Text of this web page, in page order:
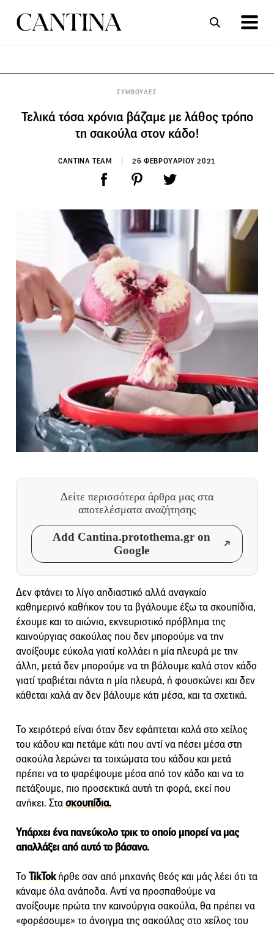
ΣΥΜΒΟΥΛΕΣ
Τελικά τόσα χρόνια βάζαμε με λάθος τρόπο
τη σακούλα στον κάδο!
CANTINA TEAM 26 ΦΕΒΡΟΥΑΡΙΟΥ 2021
Δείτε περισσότερα άρθρα μας στα
αποτελέσματα αναζήτησης
Add Cantina.protothema.gr on
Google
Δεν φτάνει το λίγο αηδιαστικό αλλά αναγκαίο
καθημερινό καθήκον του τα βγάλουμε έξω τα σκουπίδια,
έχουμε και το αιώνιο, εκνευριστικό πρόβλημα της
καινούργιας σακούλας που δεν μπορούμε να την
ανοίξουμε εύκολα γιατί κολλάει η μία πλευρά με την
άλλη, μετά δεν μπορούμε να τη βάλουμε καλά στον κάδο
γιατί τραβιέται πάντα η μία πλευρά, ή φουσκώνει και δεν
κάθεται καλά αν δεν βάλουμε κάτι μέσα, και τα σχετικά.
Το χειρότερό είναι όταν δεν εφάπτεται καλά στο χείλος
του κάδου και πετάμε κάτι που αντί να πέσει μέσα στη
σακούλα λερώνει τα τοιχώματα του κάδου και μετά
πρέπει να το ψαρέψουμε μέσα από τον κάδο και να το
πετάξουμε, πιο προσεκτικά αυτή τη φορά, εκεί που
ανήκει. Στασκουπίδια.
Υπάρχει ένα πανεύκολοτρικτο οποίο μπορεί να μας
απαλλάξει από αυτό το βάσανο.
Το TikTok ήρθε σαν από μηχανής θεός και μάς λέει ότι τα
κάναμε όλα ανάποδα. Αντί να προσπαθούμε να
ανοίξουμε πρώτα την καινούργια σακούλα, θα πρέπει να
«φορέσουμε» το άνοιγμα της σακούλας στο χείλος του